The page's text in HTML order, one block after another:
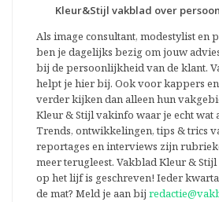
Kleur&Stijl vakblad over
Als image consultant, modestylist en
ben je dagelijks bezig om jouw
bij de persoonlijkheid van de klant.
helpt je hier bij. Ook voor kappers
verder kijken dan alleen hun
Kleur & Stijl vakinfo waar je echt wat
Trends, ontwikkelingen, tips & trics
reportages en interviews zijn
meer terugleest. Vakblad Kleur & Stijl
op het lijf is geschreven! Ieder
de mat? Meld je aan bij